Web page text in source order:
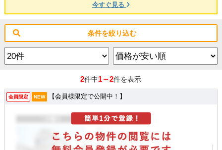
今すぐ見る
条件を絞り込む
2件中1～2件を表示
会員限定 NEW 【会員様限定で公開中！】